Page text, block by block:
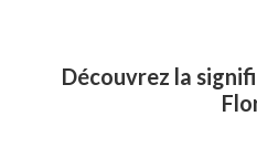
Découvrez la